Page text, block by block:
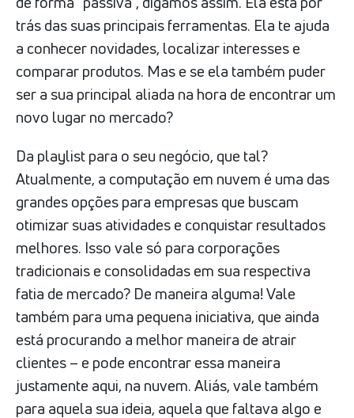
trás das suas principais ferramentas. Ela te ajuda
a conhecer novidades, localizar interesses e
comparar produtos. Mas e se ela também puder
ser a sua principal aliada na hora de encontrar um
novo lugar no mercado?
Da playlist para o seu negócio, que tal?
Atualmente, a computação em nuvem é uma das
grandes opções para empresas que buscam
otimizar suas atividades e conquistar resultados
melhores. Isso vale só para corporações
tradicionais e consolidadas em sua respectiva
fatia de mercado? De maneira alguma! Vale
também para uma pequena iniciativa, que ainda
está procurando a melhor maneira de atrair
clientes – e pode encontrar essa maneira
justamente aqui, na nuvem. Aliás, vale também
para aquela sua ideia, aquela que faltava algo e